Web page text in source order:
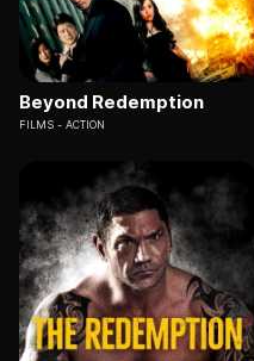
Beyond Redemption
FILMS ACTION